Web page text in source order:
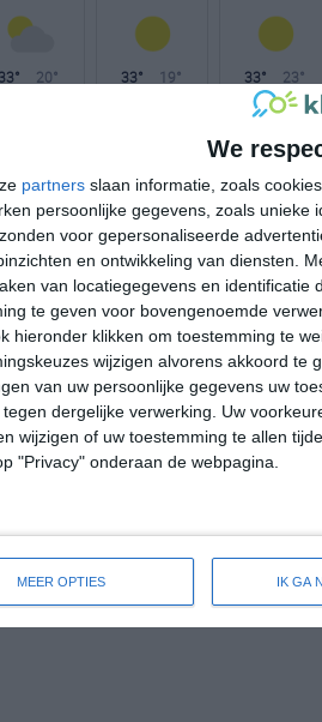
We
partners slaan informatie, zoals
persoonlijke gegevens, zoals
voor gepersonaliseerde
en ontwikkeling van diensten.
van locatiegegevens en
te geven voor bovengenoemde
hieronder klikken om toestemming te
wijzigen alvorens akkoord te
van uw persoonlijke gegevens uw
dergelijke verwerking. Uw
wijzigen of uw toestemming te allen
"Privacy" onderaan de webpagina.
MEER OPTIES IK GA
33° 20° 33° 19° 33° 23°
20:00 23:00
20:00 23:00
NW 1 NO 2 NO
23:00 02:00